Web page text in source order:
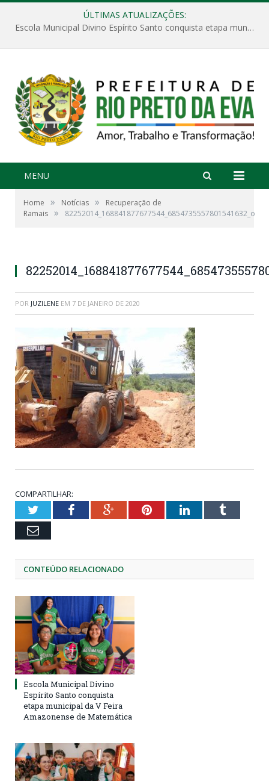
ÚLTIMAS ATUALIZAÇÕES:
Escola Municipal Divino Espírito Santo conquista etapa municipal da V Feira Amazonense de Matemática
MENU
Home » Notícias »
Recuperação de
Ramais » 82252014_168841877677544_6854735557801541632_o
POR JUZILENE EM 7 DE JANEIRO DE 2020
COMPARTILHAR:
TwitterFacebookGoogle+PinterestLinkedInTumblr
Email
CONTEÚDO RELACIONADO
Escola Municipal Divino
Espírito Santo conquista
etapa municipal da V Feira
Amazonense de Matemática